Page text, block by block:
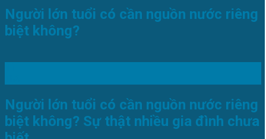
Người lớn tuổi có cần nguồn nước riêng
biệt không?
Người lớn tuổi có cần nguồn nước riêng
biệt không? Sự thật nhiều gia đình chưa